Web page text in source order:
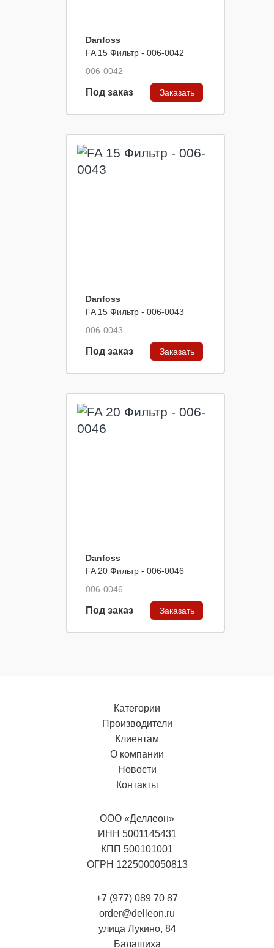
Danfoss
FA 15 Фильтр - 006-0042
006-0042
Под заказ Заказать
Danfoss
FA 15 Фильтр - 006-0043
006-0043
Под заказ Заказать
Danfoss
FA 20 Фильтр - 006-0046
006-0046
Под заказ Заказать
Категории
Производители
Клиентам
О компании
Новости
Контакты
ООО «Деллеон»
ИНН 5001145431
КПП 500101001
ОГРН 1225000050813
+7 (977) 089 70 87
order@delleon.ru
улица Лукино, 84
Балашиха